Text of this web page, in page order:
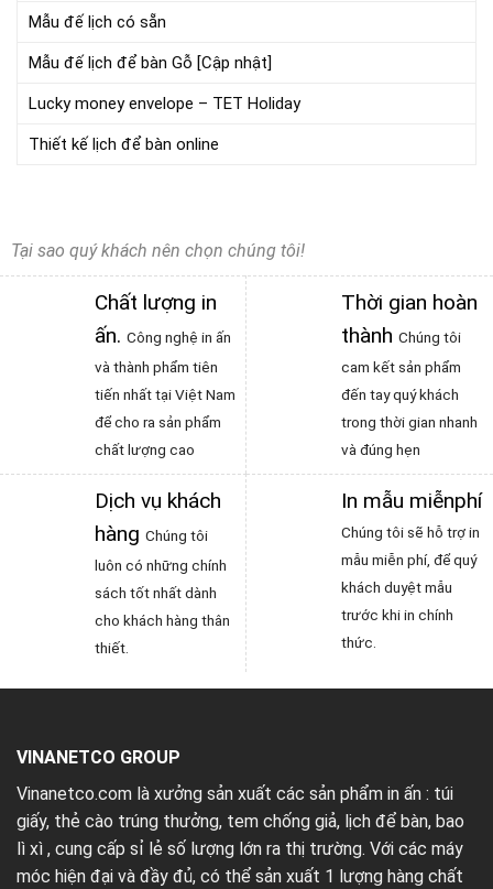
Mẫu đế lịch có sẵn
Mẫu đế lịch để bàn Gỗ [Cập nhật]
Lucky money envelope – TET Holiday
Thiết kế lịch để bàn online
Tại sao quý khách nên chọn chúng tôi!
Chất lượng in
ấn. Công nghệ in ấn
và thành phẩm tiên
tiến nhất tại Việt Nam
để cho ra sản phẩm
chất lượng cao
Thời gian hoàn
thành Chúng tôi
cam kết sản phẩm
đến tay quý khách
trong thời gian nhanh
và đúng hẹn
Dịch vụ khách
hàng Chúng tôi
luôn có những chính
sách tốt nhất dành
cho khách hàng thân
thiết.
In mẫu miễnphí
Chúng tôi sẽ hỗ trợ in
mẫu miễn phí, để quý
khách duyệt mẫu
trước khi in chính
thức.
VINANETCO GROUP
Vinanetco.com là xưởng sản xuất các sản phẩm in ấn : túi
giấy, thẻ cào trúng thưởng, tem chống giả, lịch để bàn, bao
lì xì , cung cấp sỉ lẻ số lượng lớn ra thị trường. Với các máy
móc hiện đại và đầy đủ, có thể sản xuất 1 lượng hàng chất